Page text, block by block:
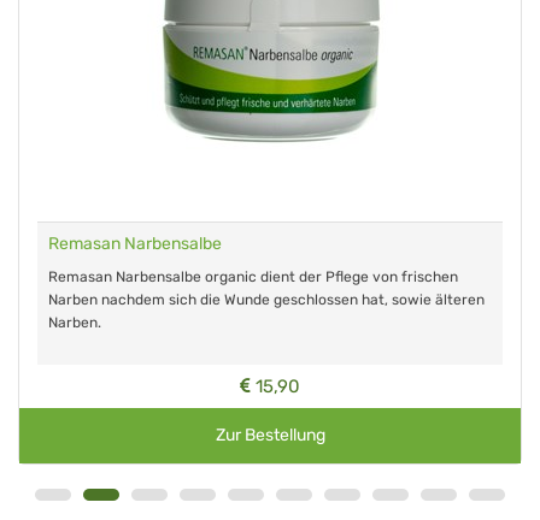
Remasan Narbensalbe
Remasan Narbensalbe organic dient der Pflege von frischen
Narben nachdem sich die Wunde geschlossen hat, sowie älteren
Narben.
15,90
Zur Bestellung